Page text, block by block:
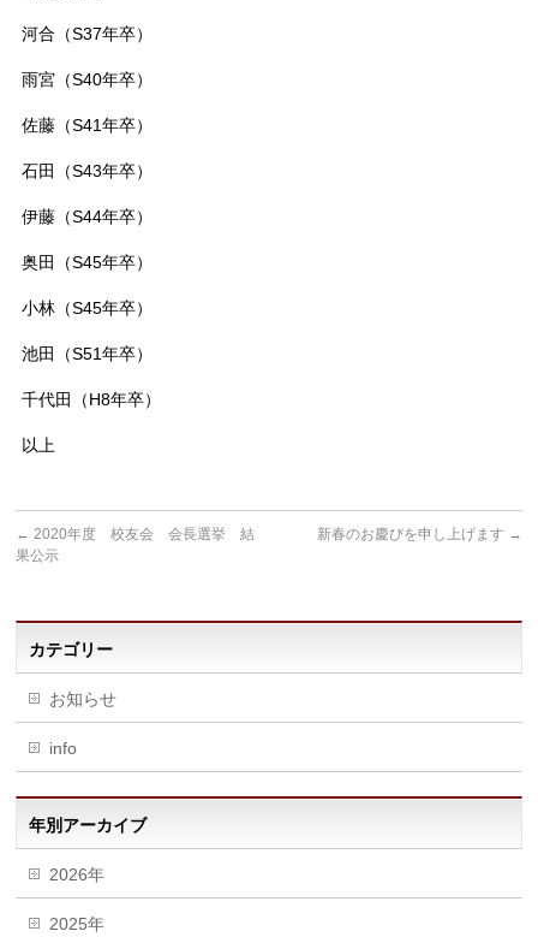
河合（S37年卒）
雨宮（S40年卒）
佐藤（S41年卒）
石田（S43年卒）
伊藤（S44年卒）
奥田（S45年卒）
小林（S45年卒）
池田（S51年卒）
千代田（H8年卒）
以上
← 2020年度 校友会 会長選挙 結
果公示
新春のお慶びを申し上げます →
カテゴリー
お知らせ
info
年別アーカイブ
2026年
2025年